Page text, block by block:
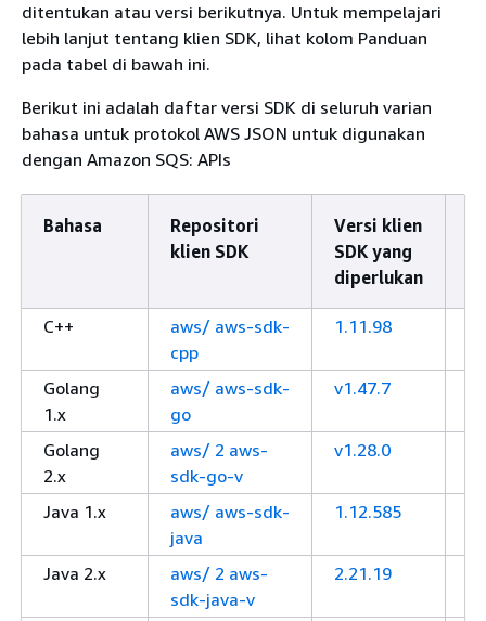
ditentukan atau versi berikutnya. Untuk mempelajari
lebih lanjut tentang klien SDK, lihat kolom Panduan
pada tabel di bawah ini.
Berikut ini adalah daftar versi SDK di seluruh varian
bahasa untuk protokol AWS JSON untuk digunakan
dengan Amazon SQS: APIs
Bahasa
Repositori
klien SDK
Versi klien
SDK yang
diperlukan
C++
aws/ aws-sdk-
cpp
1.11.98
Golang
1.x
aws/ aws-sdk-
go
v1.47.7
Golang
2.x
aws/ 2 aws-
sdk-go-v
v1.28.0
Java 1.x
aws/ aws-sdk-
java
1.12.585
Java 2.x
aws/ 2 aws-
sdk-java-v
2.21.19